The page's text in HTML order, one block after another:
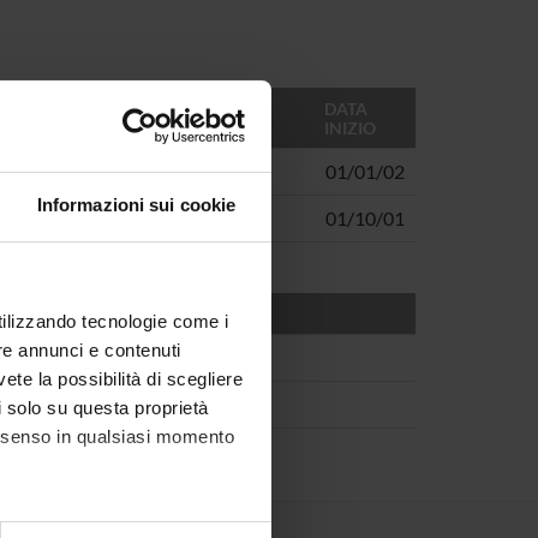
Informazioni sui cookie
tecnologie come i
annunci e contenuti
la possibilità di scegliere
su questa proprietà
in qualsiasi momento
DATA
INIZIO
01/01/02
Vecchiato, Giorgio Borelli 01/10/01